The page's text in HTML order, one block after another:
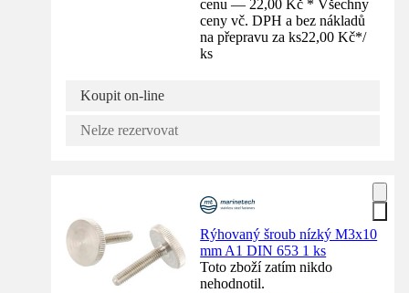
cenu — 22,00 Kč * Všechny
ceny vč. DPH a bez nákladů
na přepravu za ks22,00 Kč*/
ks
Koupit on-line
Nelze rezervovat
Rýhovaný šroub nízký M3x10
mm A1 DIN 653 1 ks
Toto zboží zatím nikdo
nehodnotil.